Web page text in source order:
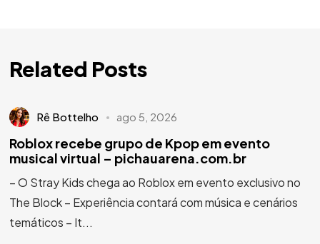
Related Posts
Rê Bottelho ago 5, 2026
Roblox recebe grupo de Kpop em evento
musical virtual – pichauarena.com.br
– O Stray Kids chega ao Roblox em evento exclusivo no
The Block – Experiência contará com música e cenários
temáticos – It...